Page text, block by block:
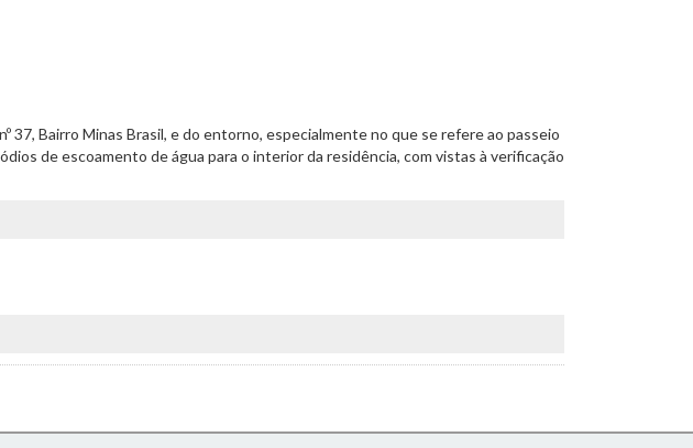
37, Bairro Minas Brasil, e do entorno, especialmente no que se refere ao passeio
de escoamento de água para o interior da residência, com vistas à verificação